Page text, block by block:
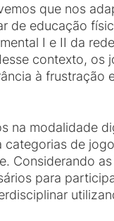
que nos
de educação
I e II da
contexto, os
à frustração
na modalidade
de
Considerando
para